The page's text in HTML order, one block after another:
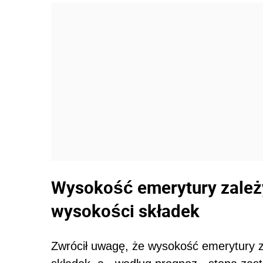
Wysokość emerytury
wysokości składek
Zwrócił uwagę, że wysokość emerytury